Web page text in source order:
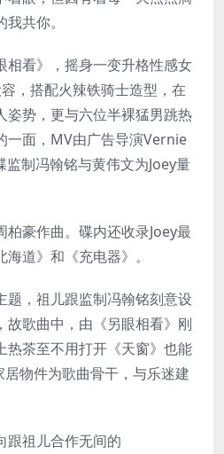
共你。
相看》，摇身一变升格性感女
，搭配火辣铁骑士造型，在
姿势，更与六位半裸猛男跳热
一面，MV由广告导演Vernie
制冯翰铭与黄伟文为Joey量
豪作曲。碟内还收录Joey最
道》和《充电器》。
题，祖儿跟监制冯翰铭刻意设
故歌曲中，由《另眼相看》刚
热茶至不用打开《天窗》也能
物件为歌曲骨干，与乐迷建
跟祖儿合作无间的